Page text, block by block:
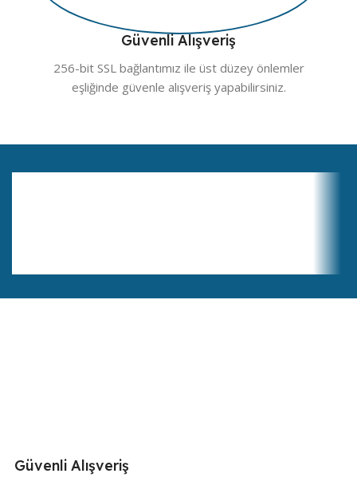
Güvenli Alışveriş
256-bit SSL bağlantımız ile üst düzey önlemler
eşliğinde güvenle alışveriş yapabilirsiniz.
Güvenli Alışveriş